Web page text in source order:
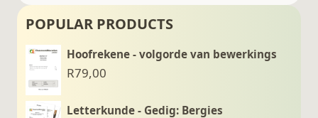
KOERS
–
IN
‘N
POPULAR PRODUCTS
Hoofrekene - volgorde van bewerkings
R79,00
Letterkunde - Gedig: Bergies